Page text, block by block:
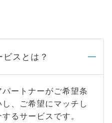
スとは？
ートナーがご希望条
、ご希望にマッチし
るサービスです。